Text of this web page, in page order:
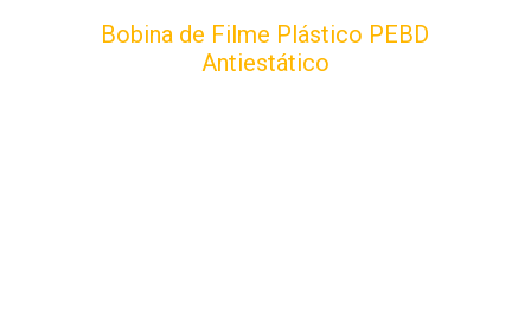
Bobina de Filme Plástico PEBD
Antiestático